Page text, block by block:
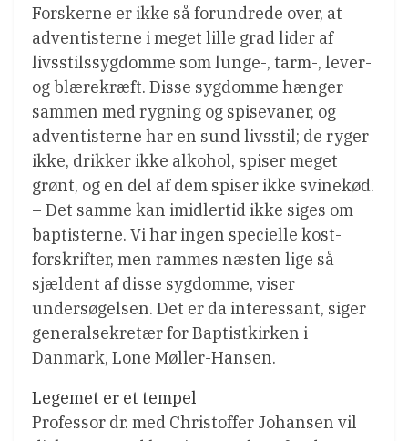
Forskerne er ikke så forundrede over, at
adventisterne i meget lille grad lider af
livsstilssygdomme som lunge-, tarm-, lever-
og blærekræft. Disse sygdomme hænger
sammen med rygning og spisevaner, og
adventisterne har en sund livsstil; de ryger
ikke, drikker ikke alkohol, spiser meget
grønt, og en del af dem spiser ikke svinekød.
– Det samme kan imidlertid ikke siges om
baptisterne. Vi har ingen specielle kost-
forskrifter, men rammes næsten lige så
sjældent af disse sygdomme, viser
undersøgelsen. Det er da interessant, siger
generalsekretær for Baptistkirken i
Danmark, Lone Møller-Hansen.
Legemet er et tempel
Professor dr. med Christoffer Johansen vil